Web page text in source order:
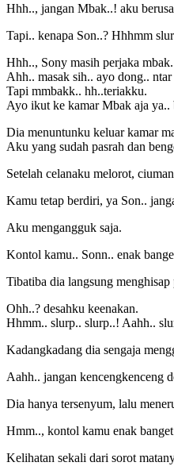
Hhh.., jangan Mbak..! aku
Tapi.. kenapa Son..? Hhhmm
Hhh.., Sony masih perjaka
Ahh.. masak sih.. ayo dong..
Tapi mmbakk.. hh..teriakku.
Ayo ikut ke kamar Mbak aja ya..
Dia menuntunku keluar kamar
Aku yang sudah pasrah dan
Setelah celanaku melorot,
Kamu tetap berdiri, ya Son..
Aku mengangguk saja.
Kontol kamu.. Sonn.. enak
Tibatiba dia langsung
Ohh..? desahku keenakan.
Hhmm.. slurp.. slurp..! Aahh..
Kadangkadang dia sengaja
Aahh.. jangan kencengkenceng
Dia hanya tersenyum, lalu
Hmm.., kontol kamu enak
Kelihatan sekali dari sorot